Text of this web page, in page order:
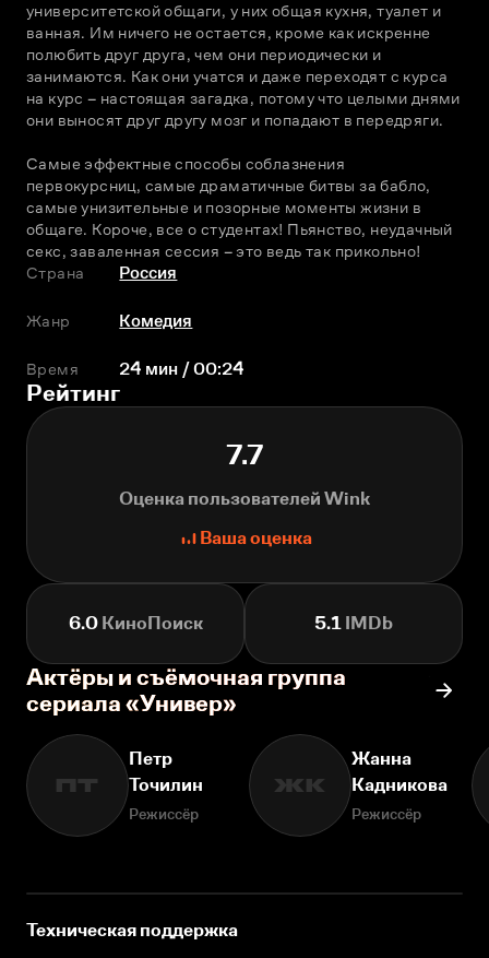
университетской общаги, у них общая кухня, туалет и
ванная. Им ничего не остается, кроме как искренне
полюбить друг друга, чем они периодически и
занимаются. Как они учатся и даже переходят с курса
на курс – настоящая загадка, потому что целыми днями
они выносят друг другу мозг и попадают в передряги.
Самые эффектные способы соблазнения
первокурсниц, самые драматичные битвы за бабло,
самые унизительные и позорные моменты жизни в
общаге. Короче, все о студентах! Пьянство, неудачный
секс, заваленная сессия – это ведь так прикольно!
Страна
Россия
Жанр Комедия
Время 24 мин / 00:24
Рейтинг
7.7
Оценка пользователей Wink
Ваша оценка
6.0КиноПоиск 5.1 IMDb
Актёры и съёмочная группа
сериала «Универ»
ПТ
Петр
Точилин
Режиссёр
ЖК
Жанна
Кадникова
Режиссёр
Техническая поддержка